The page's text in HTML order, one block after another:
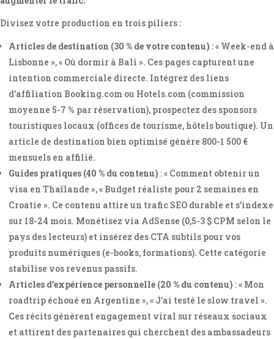
Divisez votre production en trois piliers :
Articles de destination (30 % de votre contenu) : « Week-end à
Lisbonne », « Où dormir à Bali ». Ces pages capturent une
intention commerciale directe. Intégrez des liens
d’affiliation Booking.com ou Hotels.com (commission
moyenne 5-7 % par réservation), prospectez des sponsors
touristiques locaux (offices de tourisme, hôtels boutique). Un
article de destination bien optimisé génère 800-1 500 €
mensuels en affilié.
Guides pratiques (40 % du contenu) : « Comment obtenir un
visa en Thaïlande », « Budget réaliste pour 2 semaines en
Croatie ». Ce contenu attire un trafic SEO durable et s’indexe
sur 18-24 mois. Monétisez via AdSense (0,5-3 $ CPM selon le
pays des lecteurs) et insérez des CTA subtils pour vos
produits numériques (e-books, formations). Cette catégorie
stabilise vos revenus passifs.
Articles d’expérience personnelle (20 % du contenu) : « Mon
roadtrip échoué en Argentine », « J’ai testé le slow travel ».
Ces récits génèrent engagement viral sur réseaux sociaux
et attirent des partenaires qui cherchent des ambassadeurs